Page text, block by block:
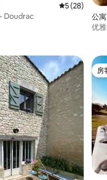
113 条评价
平均评分 5 分
5 (28)
Doudrac
公
优
共 58 条评价
房
房